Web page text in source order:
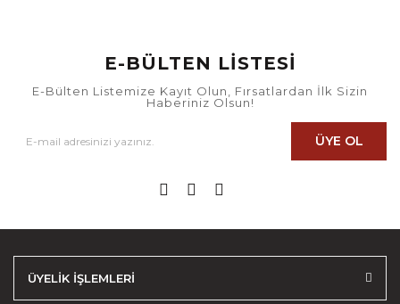
E-BÜLTEN LİSTESİ
E-Bülten Listemize Kayıt Olun, Fırsatlardan İlk Sizin
Haberiniz Olsun!
ÜYE OL
ÜYELİK İŞLEMLERİ